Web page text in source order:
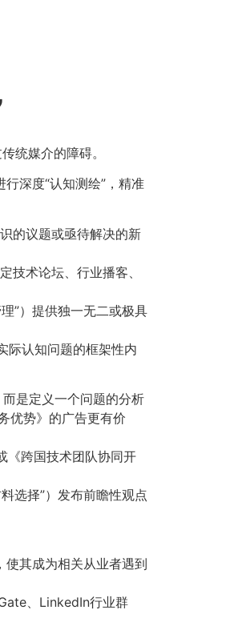
统媒介的障碍。
深度“认知测绘”，精准
的议题或亟待解决的新
技术论坛、行业播客、
”）提供独一无二或极具
认知问题的框架性内
是定义一个问题的分析
优势》的广告更有价
《跨国技术团队协同开
选择”）发布前瞻性观点
使其成为相关从业者遇到
、LinkedIn行业群